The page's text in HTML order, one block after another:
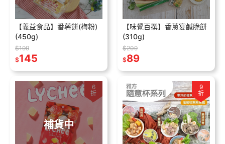
【義益食品】番薯餅(梅粉)
(450g)
$199
$145
【味覺百撰】香蔥宴鹹脆餅
(310g)
$209
$89
補貨中
6
折
9
折